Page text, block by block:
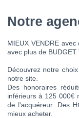
Notre
MIEUX VENDRE
avec plus de
Découvrez notre
notre site.
Des honoraires
inférieurs à 125 000€
de l'acquéreur. Des
mieux acheter.